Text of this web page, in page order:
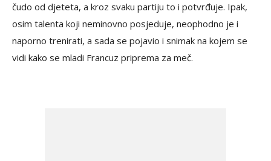
čudo od djeteta, a kroz svaku partiju to i potvrđuje. Ipak,
osim talenta koji neminovno posjeduje, neophodno je i
naporno trenirati, a sada se pojavio i snimak na kojem se
vidi kako se mladi Francuz priprema za meč.